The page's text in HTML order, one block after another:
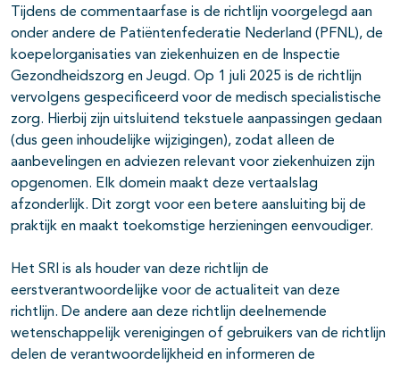
Tijdens de commentaarfase is de richtlijn voorgelegd aan
onder andere de Patiëntenfederatie Nederland (PFNL), de
koepelorganisaties van ziekenhuizen en de Inspectie
Gezondheidszorg en Jeugd. Op 1 juli 2025 is de richtlijn
vervolgens gespecificeerd voor de medisch specialistische
zorg. Hierbij zijn uitsluitend tekstuele aanpassingen gedaan
(dus geen inhoudelijke wijzigingen), zodat alleen de
aanbevelingen en adviezen relevant voor ziekenhuizen zijn
opgenomen. Elk domein maakt deze vertaalslag
afzonderlijk. Dit zorgt voor een betere aansluiting bij de
praktijk en maakt toekomstige herzieningen eenvoudiger.
Het SRI is als houder van deze richtlijn de
eerstverantwoordelijke voor de actualiteit van deze
richtlijn. De andere aan deze richtlijn deelnemende
wetenschappelijk verenigingen of gebruikers van de richtlijn
delen de verantwoordelijkheid en informeren de